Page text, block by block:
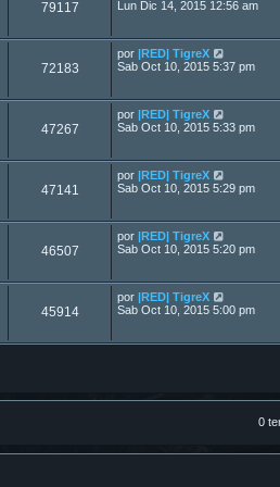
79117
Lun Dic 14, 2015 12:56 am
72183
por
|RED| TigreX
Sab Oct 10, 2015 5:37 pm
47267
por
|RED| TigreX
Sab Oct 10, 2015 5:33 pm
47141
por
|RED| TigreX
Sab Oct 10, 2015 5:29 pm
46507
por
|RED| TigreX
Sab Oct 10, 2015 5:20 pm
45914
por
|RED| TigreX
Sab Oct 10, 2015 5:00 pm
0